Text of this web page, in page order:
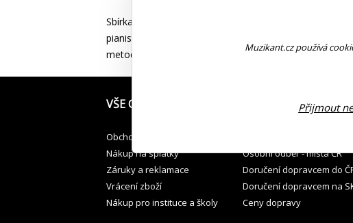
Sbírka 125 pasážových cvičení op. 261 od Carla
pianistické hry. Obsahuje jak velmi krátká čtyř až
metodické poznámky, které přispívají k jejich
VŠE O NÁKUPU
Obchodní podmínky
Nákup na splátky
Záruky a reklamace
Vrácení zboží
Nákup pro instituce a školy
JAK PŘEVZÍT ZBOŽÍ
Osobní odběr - místa ČR
Doručení dopravcem do
Doručení dopravcem na
Ceny dopravy
Muzikant.cz používá
Přijmout